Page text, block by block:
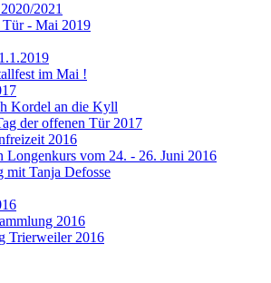
2021
Tür - Mai 2019
im Mai !
Kordel an die Kyll
der offenen Tür 2017
2016
Longenkurs vom 24. - 26. Juni 2016
mit Tanja Defosse
2016
Trierweiler 2016